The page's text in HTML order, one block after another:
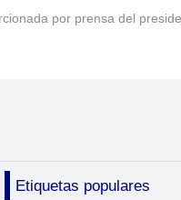
por prensa del
Etiquetas populares